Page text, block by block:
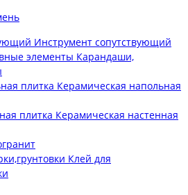
Инструмент сопутствующий
Карандаши,
Керамическая напольная
Керамическая настенная
Клей для